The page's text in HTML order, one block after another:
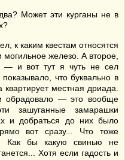
Может эти курганы не в
к каким квестам относятся
железо. А второе,
— и вот тут я чуть не сел
что буквально в
местная дриада.
обрадовало — это вообще
зашуганные замарашки
и добраться до них было
вот сразу... Что тоже
Как бы какую свинью не
Хотя если гадость и